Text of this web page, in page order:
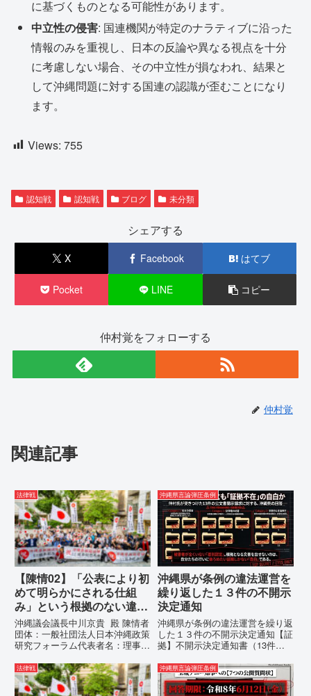
に基づくものとなる可能性があります。
中立性の侵害: 国連機関が特定のナラティブに沿った
情報のみを重視し、日本の反論や異なる視点を十分
に考慮しない場合、その中立性が損なわれ、結果と
して沖縄問題に対する国連の認識が歪むことになり
ます。
Views: 755
認知戦 認知戦 ブログ 未分類
シェアする
X Facebook はてブ
Pocket LINE コピー
仲村覚をフォローする
仲村覚
関連記事
法律戦
【陳情02】「公表により初
めて明らかにされる仕組
み」という根拠のない違法
運用の指摘と条例運用の停
止を求める陳情書
沖縄議会議長中川京貴 殿 陳情者
団体：一般社団法人日本沖縄政策
研究フォーラム代表者名：理事
市電 話：080- 「公表により初
めて明らかにされる仕組み」とい
う根拠のない違法運用の指摘と条
沖縄県言論弾圧条例
沖縄県が条例の違法運営を
繰り返した１３件の不開示
決定通知
沖縄県が条例の違法運営を繰り返
した１３件の不開示決定通知【証
拠】不開示決定通知書（13件）
が請求した「差別認定の根拠」に
対し、県は全て非開示・存否応答
拒否を突きつけました。これは、
法律戦 沖縄県言論弾圧条例